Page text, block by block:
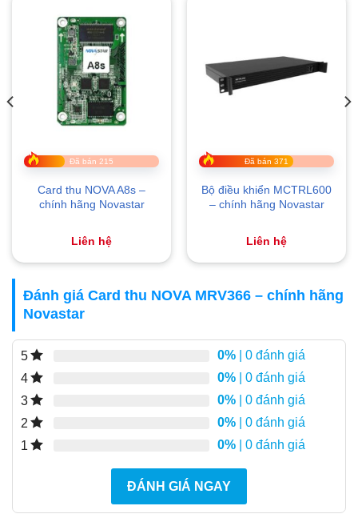
Đã bán 215
Card thu NOVA A8s –
chính hãng Novastar
Liên hệ
Đã bán 371
Bộ điều khiển MCTRL600
– chính hãng Novastar
Liên hệ
Đánh giá Card thu NOVA MRV366 – chính hãng
Novastar
5 0% | 0 đánh giá
4
0% | 0 đánh giá
3
0% | 0 đánh giá
2
0% | 0 đánh giá
1
0% | 0 đánh giá
ĐÁNH GIÁ NGAY